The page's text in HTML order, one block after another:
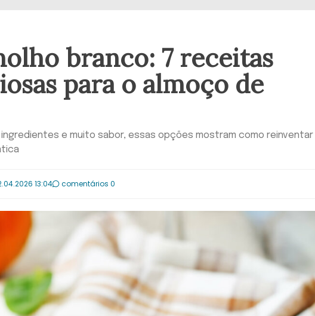
branco: 7 receitas
para o almoço de
e muito sabor, essas opções mostram como reinventar
13:04 comentários 0